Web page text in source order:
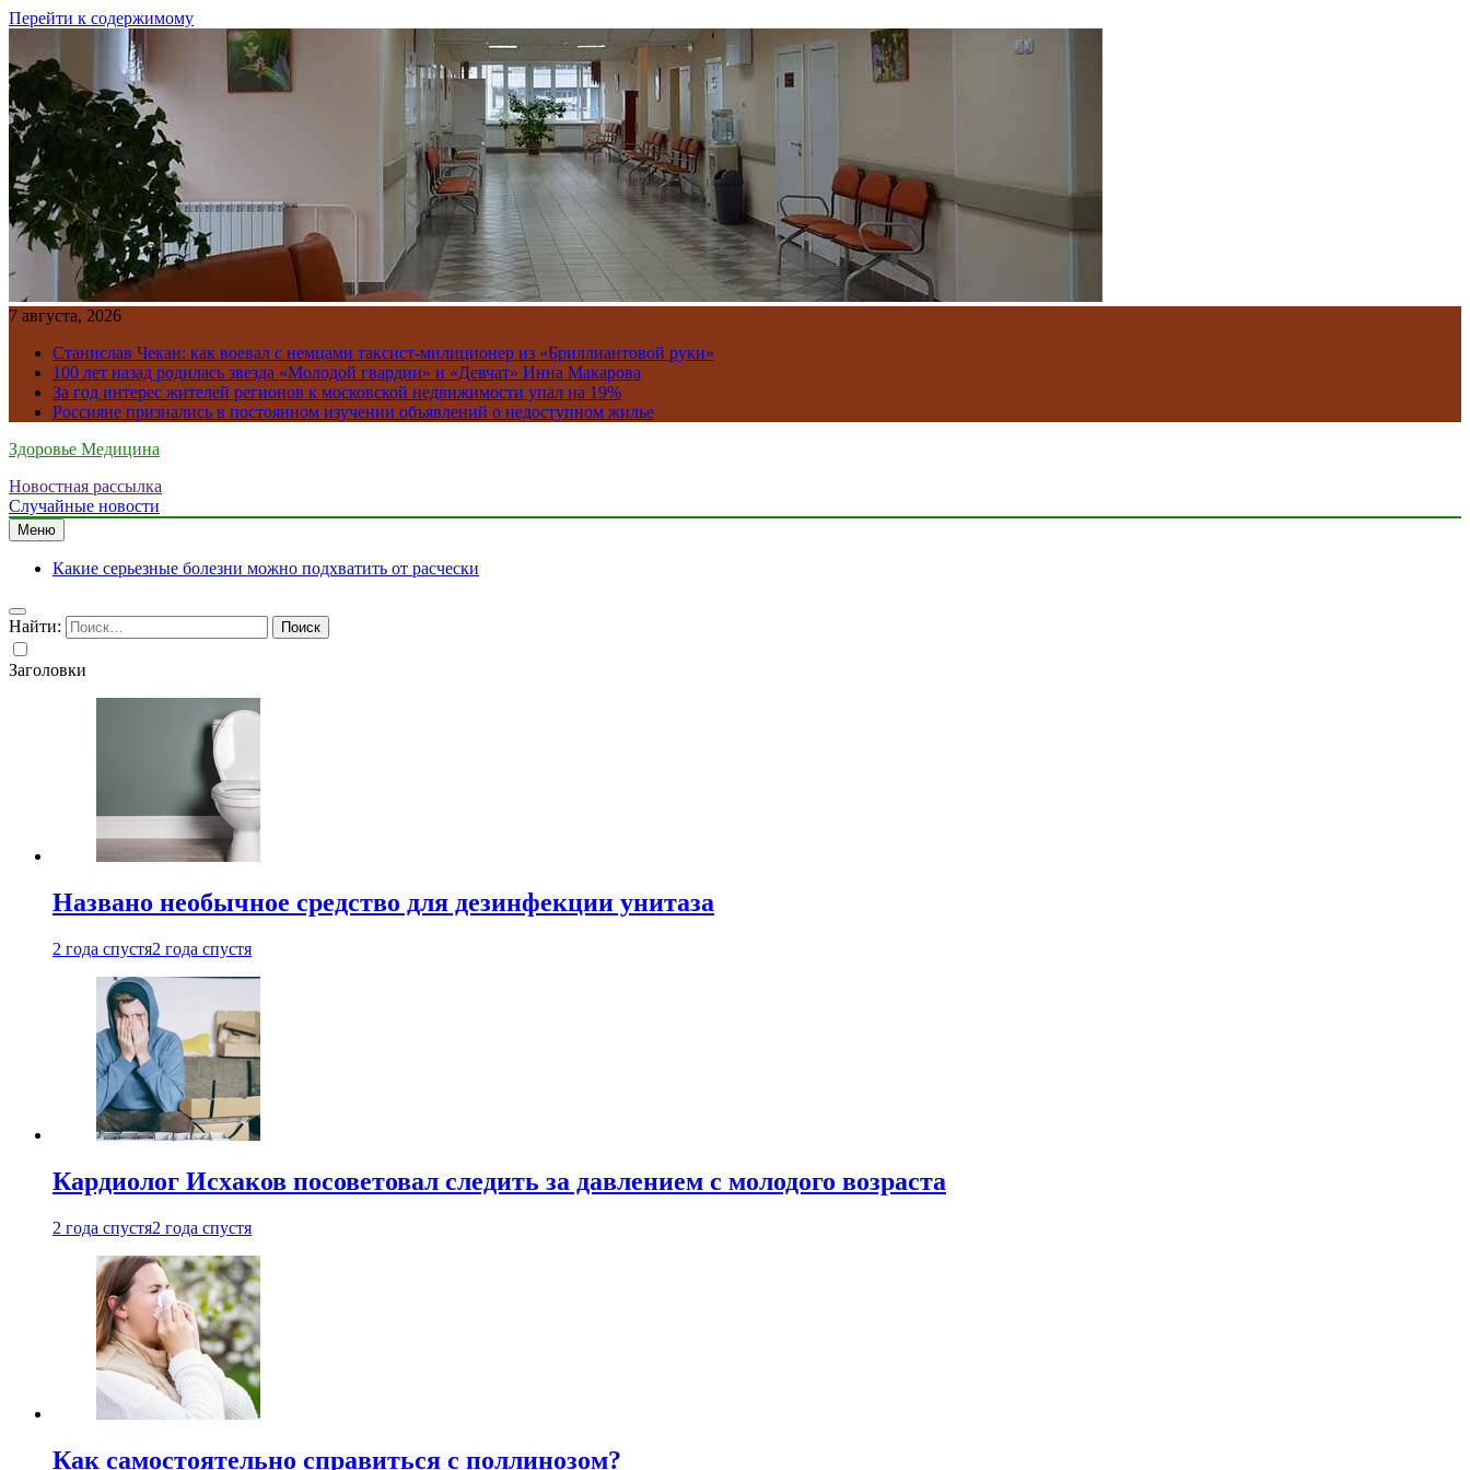
Перейти к содержимому
7 августа, 2026
Станислав Чекан: как воевал с немцами таксист-милиционер из «Бриллиантовой руки»
100 лет назад родилась звезда «Молодой гвардии» и «Девчат» Инна Макарова
За год интерес жителей регионов к московской недвижимости упал на 19%
Россияне признались в постоянном изучении объявлений о недоступном жилье
Здоровье Медицина
Новостная рассылка
Случайные новости
Меню
Какие серьезные болезни можно подхватить от расчески
Найти:
Заголовки
Названо необычное средство для дезинфекции унитаза
2 года спустя2 года спустя
Кардиолог Исхаков посоветовал следить за давлением с молодого возраста
2 года спустя2 года спустя
Как самостоятельно справиться с поллинозом?